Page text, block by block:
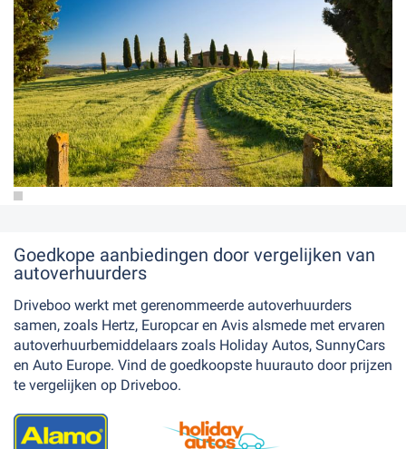
Goedkope aanbiedingen door vergelijken van
autoverhuurders
Driveboo werkt met gerenommeerde autoverhuurders
samen, zoals Hertz, Europcar en Avis alsmede met ervaren
autoverhuurbemiddelaars zoals Holiday Autos, SunnyCars
en Auto Europe. Vind de goedkoopste huurauto door prijzen
te vergelijken op Driveboo.